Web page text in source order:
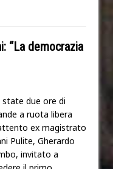
“La democrazia
state due ore di
a ruota libera
ex magistrato
Pulite, Gherardo
invitato a